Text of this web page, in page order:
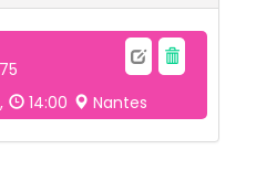
14:00 Nantes